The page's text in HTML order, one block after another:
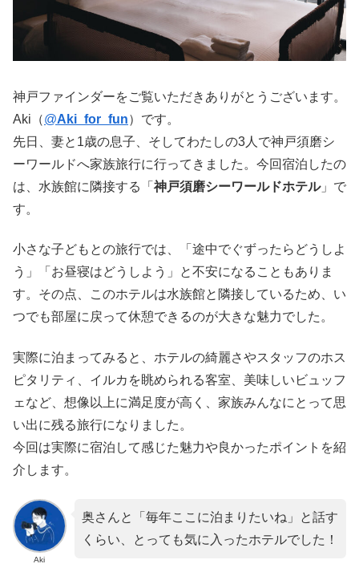
神戸ファインダーをご覧いただきありがとうございます。
Aki（@Aki_for_fun）です。
先日、妻と1歳の息子、そしてわたしの3人で神戸須磨シ
ーワールドへ家族旅行に行ってきました。今回宿泊したの
は、水族館に隣接する「 神戸須磨シーワールドホテル」で
す。
小さな子どもとの旅行では、「途中でぐずったらどうしよ
う」「お昼寝はどうしよう」と不安になることもありま
す。その点、このホテルは水族館と隣接しているため、い
つでも部屋に戻って休憩できるのが大きな魅力でした。
実際に泊まってみると、ホテルの綺麗さやスタッフのホス
ピタリティ、イルカを眺められる客室、美味しいビュッフ
ェなど、想像以上に満足度が高く、家族みんなにとって思
い出に残る旅行になりました。
今回は実際に宿泊して感じた魅力や良かったポイントを紹
介します。
Aki
奥さんと「毎年ここに泊まりたいね」と話す
くらい、とっても気に入ったホテルでした！